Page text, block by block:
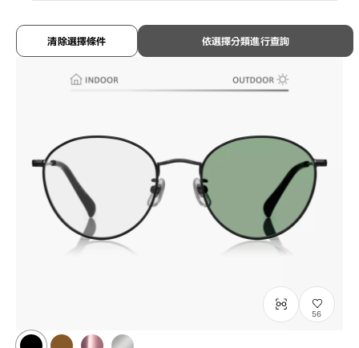
依選擇分類進行查詢
清除選擇條件
56